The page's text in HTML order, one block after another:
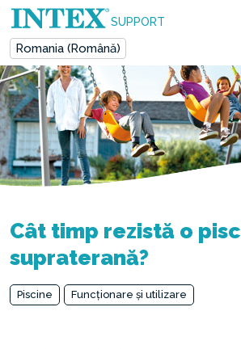
SUPPORT
Romania (Română)
Cât timp rezistă o
supraterană?
Piscine Funcționare și utilizare